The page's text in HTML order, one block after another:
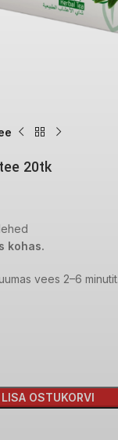
20tk
kohas.
vees 2–6
LISA OSTUKORVI